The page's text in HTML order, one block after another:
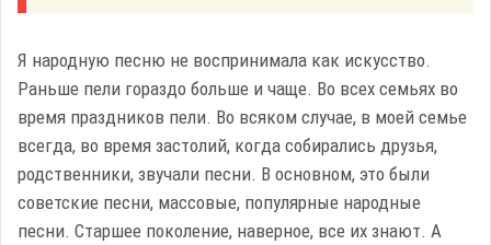
Я народную песню не воспринимала как искусство.
Раньше пели гораздо больше и чаще. Во всех семьях во
время праздников пели. Во всяком случае, в моей семье
всегда, во время застолий, когда собирались друзья,
родственники, звучали песни. В основном, это были
советские песни, массовые, популярные народные
песни. Старшее поколение, наверное, все их знают. А